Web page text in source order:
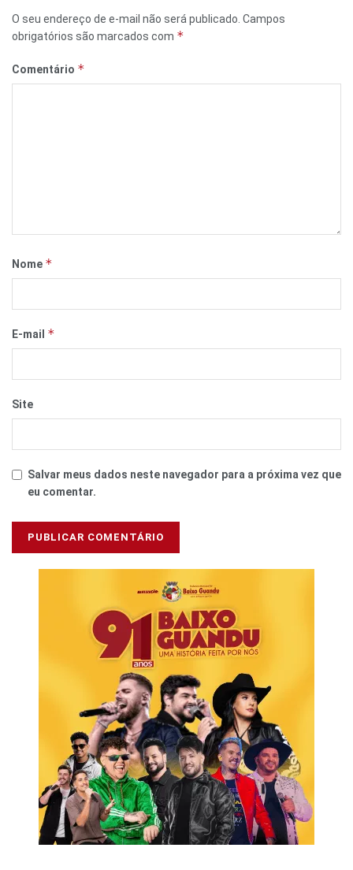
O seu endereço de e-mail não será publicado. Campos
obrigatórios são marcados com *
Comentário *
Nome *
E-mail *
Site
Salvar meus dados neste navegador para a próxima vez que
eu comentar.